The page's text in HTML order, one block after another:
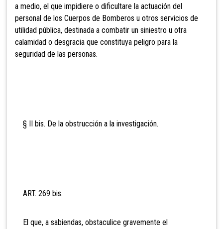
a medio, el que impidiere o dificultare la actuación del
personal de los Cuerpos de Bomberos u otros servicios de
utilidad pública, destinada a combatir un siniestro u otra
calamidad o desgracia que constituya peligro para la
seguridad de las personas.
§ II bis. De la obstrucción a la investigación.
ART. 269 bis.
El que, a sabiendas, obstaculice gravemente el